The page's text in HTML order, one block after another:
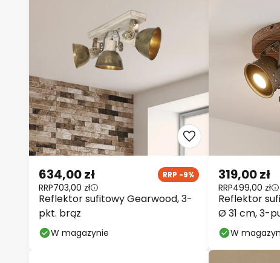
Reflektor sufitowy Gearwood, 3-
pkt. brąz
634,00 zł RRP -9%
RRP703,00 zł
W magazynie
Reflektor
Ø 31 cm, 3-
GU10
319,00 zł
RRP499,00 zł
W